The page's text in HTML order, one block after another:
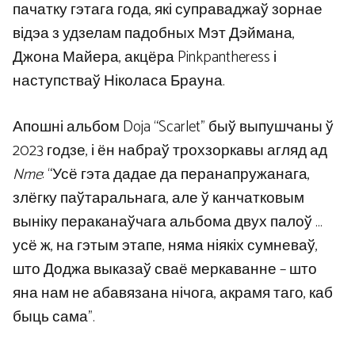
пачатку гэтага года, які суправаджаў зорнае
відэа з удзелам падобных Мэт Дэймана,
Джона Майера, акцёра Pinkpantheress і
наступстваў Ніколаса Брауна.
Апошні альбом Doja “Scarlet” быў выпушчаны ў
2023 годзе, і ён набраў трохзоркавы агляд ад
Nme: “Усё гэта дадае да перанапружанага,
злёгку паўтаральнага, але ў канчатковым
выніку пераканаўчага альбома двух палоў …
усё ж, на гэтым этапе, няма ніякіх сумневаў,
што Доджа выказаў сваё меркаванне – што
яна нам не абавязана нічога, акрамя таго, каб
быць сама”.